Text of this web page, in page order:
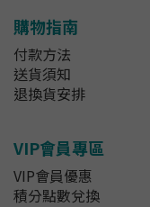
購物指南
付款方法
送貨須知
退換貨安排
VIP會員專區
VIP會員優惠
積分點數兌換